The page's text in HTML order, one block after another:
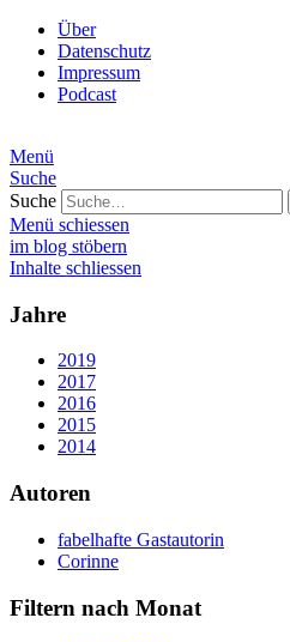
Über
Datenschutz
Impressum
Podcast
Menü
Suche
Suche
Menü schiessen
im blog stöbern
Inhalte schliessen
Jahre
2019
2017
2016
2015
2014
Autoren
fabelhafte Gastautorin
Corinne
Filtern nach Monat